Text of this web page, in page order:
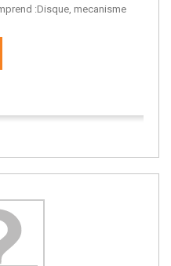
:Disque, mecanisme